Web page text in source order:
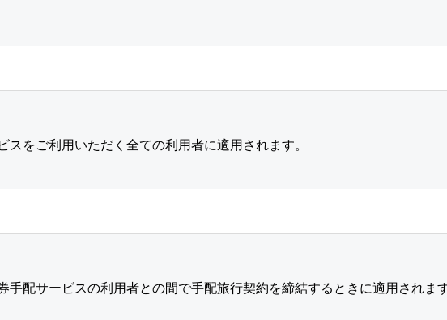
スをご利用いただく全ての利用者に適用されます。
手配サービスの利用者との間で手配旅行契約を締結するときに適用されま